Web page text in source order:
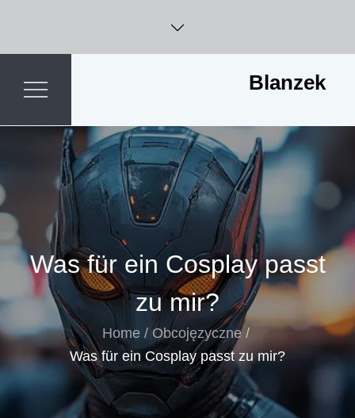
content
Blanzek
Was für ein Cosplay passt
zu mir?
Home
Obcojęzyczne
Was für ein Cosplay passt zu mir?